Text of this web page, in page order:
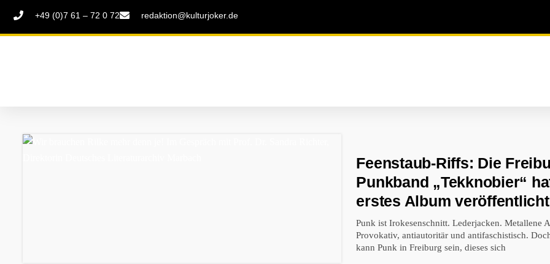
+49 (0)7 61 – 72 0 72 redaktion@kulturjoker.de
Feenstaub-Riffs: Die
Punkband „Tekknobier“
erstes Album veröffentlicht
Punk ist Irokesenschnitt. Lederjacken. Metallene
Provokativ, antiautoritär und antifaschistisch.
kann Punk in Freiburg sein, dieses sich